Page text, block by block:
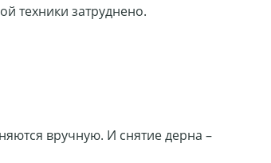
техники затруднено.
вручную. И снятие дерна –